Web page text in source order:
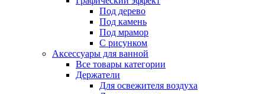
Под дерево
Под камень
Под мрамор
С рисунком
Аксессуары для ванной
Все товары категории
Держатели
Для освежителя воздуха